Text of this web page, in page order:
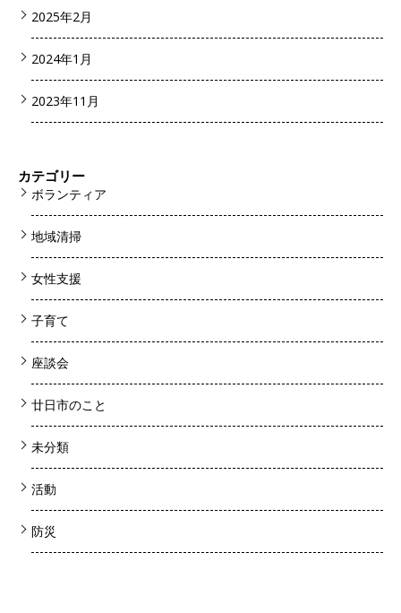
2025年2月
2024年1月
2023年11月
カテゴリー
ボランティア
地域清掃
女性支援
子育て
座談会
廿日市のこと
未分類
活動
防災